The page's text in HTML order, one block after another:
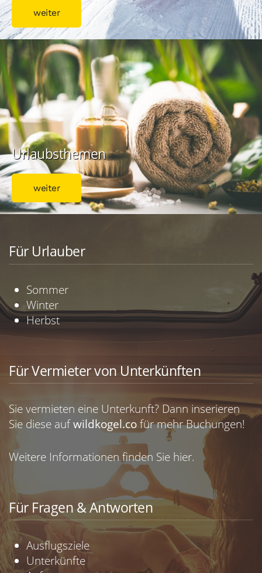
weiter
Urlaubsthemen
weiter
Für Urlauber
Sommer
Winter
Herbst
Für Vermieter von Unterkünften
Sie vermieten eine Unterkunft? Dann inserieren
Sie diese aufwildkogel.cofür mehr Buchungen!
Weitere Informationen finden Sie hier.
Für Fragen & Antworten
Ausflugsziele
Unterkünfte